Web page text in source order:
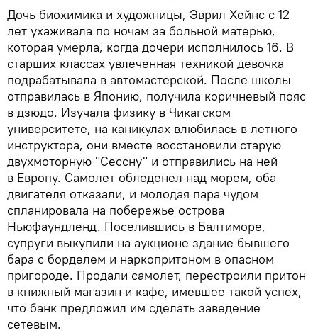
Дочь биохимика и художницы, Эврил Хейнс с 12
лет ухаживала по ночам за больной матерью,
которая умерла, когда дочери исполнилось 16. В
старших классах увлеченная техникой девочка
подрабатывала в автомастерской. После школы
отправилась в Японию, получила коричневый пояс
в дзюдо. Изучала физику в Чикагском
университете, на каникулах влюбилась в летного
инструктора, они вместе восстановили старую
двухмоторную "Сессну" и отправились на ней
в Европу. Самолет обледенел над морем, оба
двигателя отказали, и молодая пара чудом
спланировала на побережье острова
Ньюфаундленд. Поселившись в Балтиморе,
супруги выкупили на аукционе здание бывшего
бара с борделем и наркопритоном в опасном
пригороде. Продали самолет, перестроили притон
в книжный магазин и кафе, имевшее такой успех,
что банк предложил им сделать заведение
сетевым.